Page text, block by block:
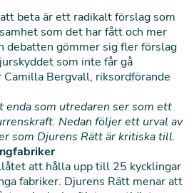
beta är ett radikalt förslag som
som det har fått och mer
debatten gömmer sig fler förslag
som inte får gå
Bergvall, riksordförande
som utredaren ser som ett
Nedan följer ett urval av
som Djurens Rätt är kritiska till.
att hålla upp till 25 kycklingar
fabriker. Djurens Rätt menar att